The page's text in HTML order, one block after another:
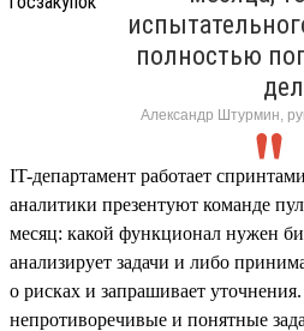
полностью
Александр Штурмин,
IT-департамент работает
аналитики презентуют команде
месяц: какой функционал нужен
анализирует задачи и либо
о рисках и запрашивает
непротиворечивые и понятные